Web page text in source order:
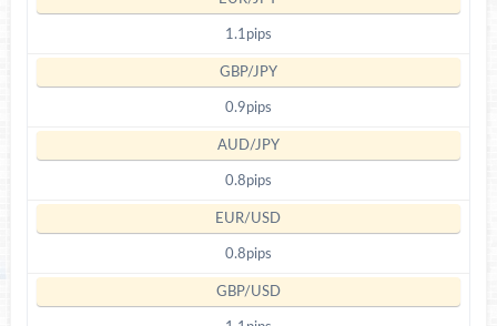
1.1pips
0.9pips
0.8pips
0.8pips